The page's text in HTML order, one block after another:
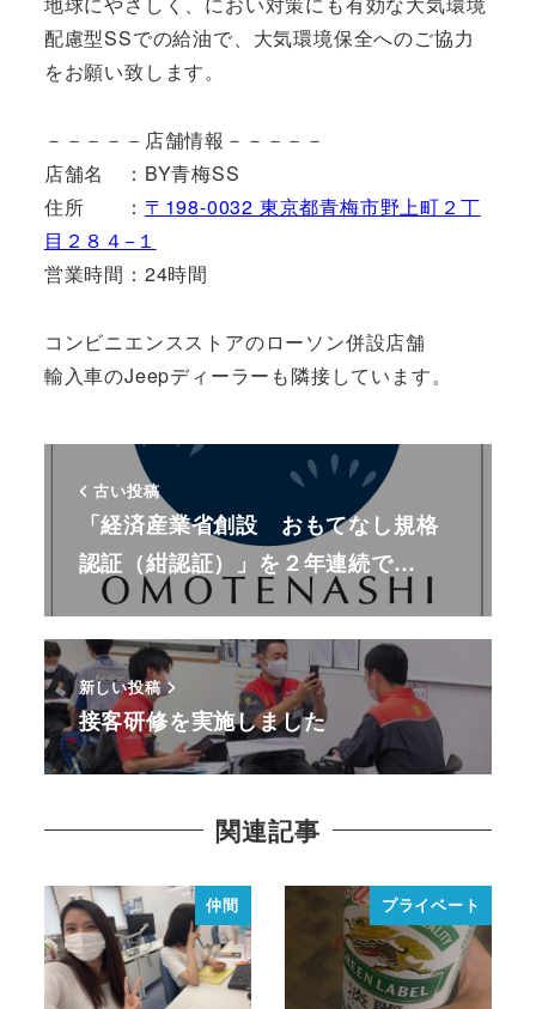
配慮型SSでの給油で、大気環境保全へのご協力
をお願い致します。
－－－－－店舗情報－－－－－
店舗名 ：BY青梅SS
住所 ： 〒198-0032 東京都青梅市野上町２丁
目２８４−１
営業時間：24時間
コンビニエンスストアのローソン併設店舗
輸入車のJeepディーラーも隣接しています。
古い投稿
「経済産業省創設 おもてなし規格
認証（紺認証）」を２年連続で…
新しい投稿
接客研修を実施しました
関連記事
仲間 プライベート